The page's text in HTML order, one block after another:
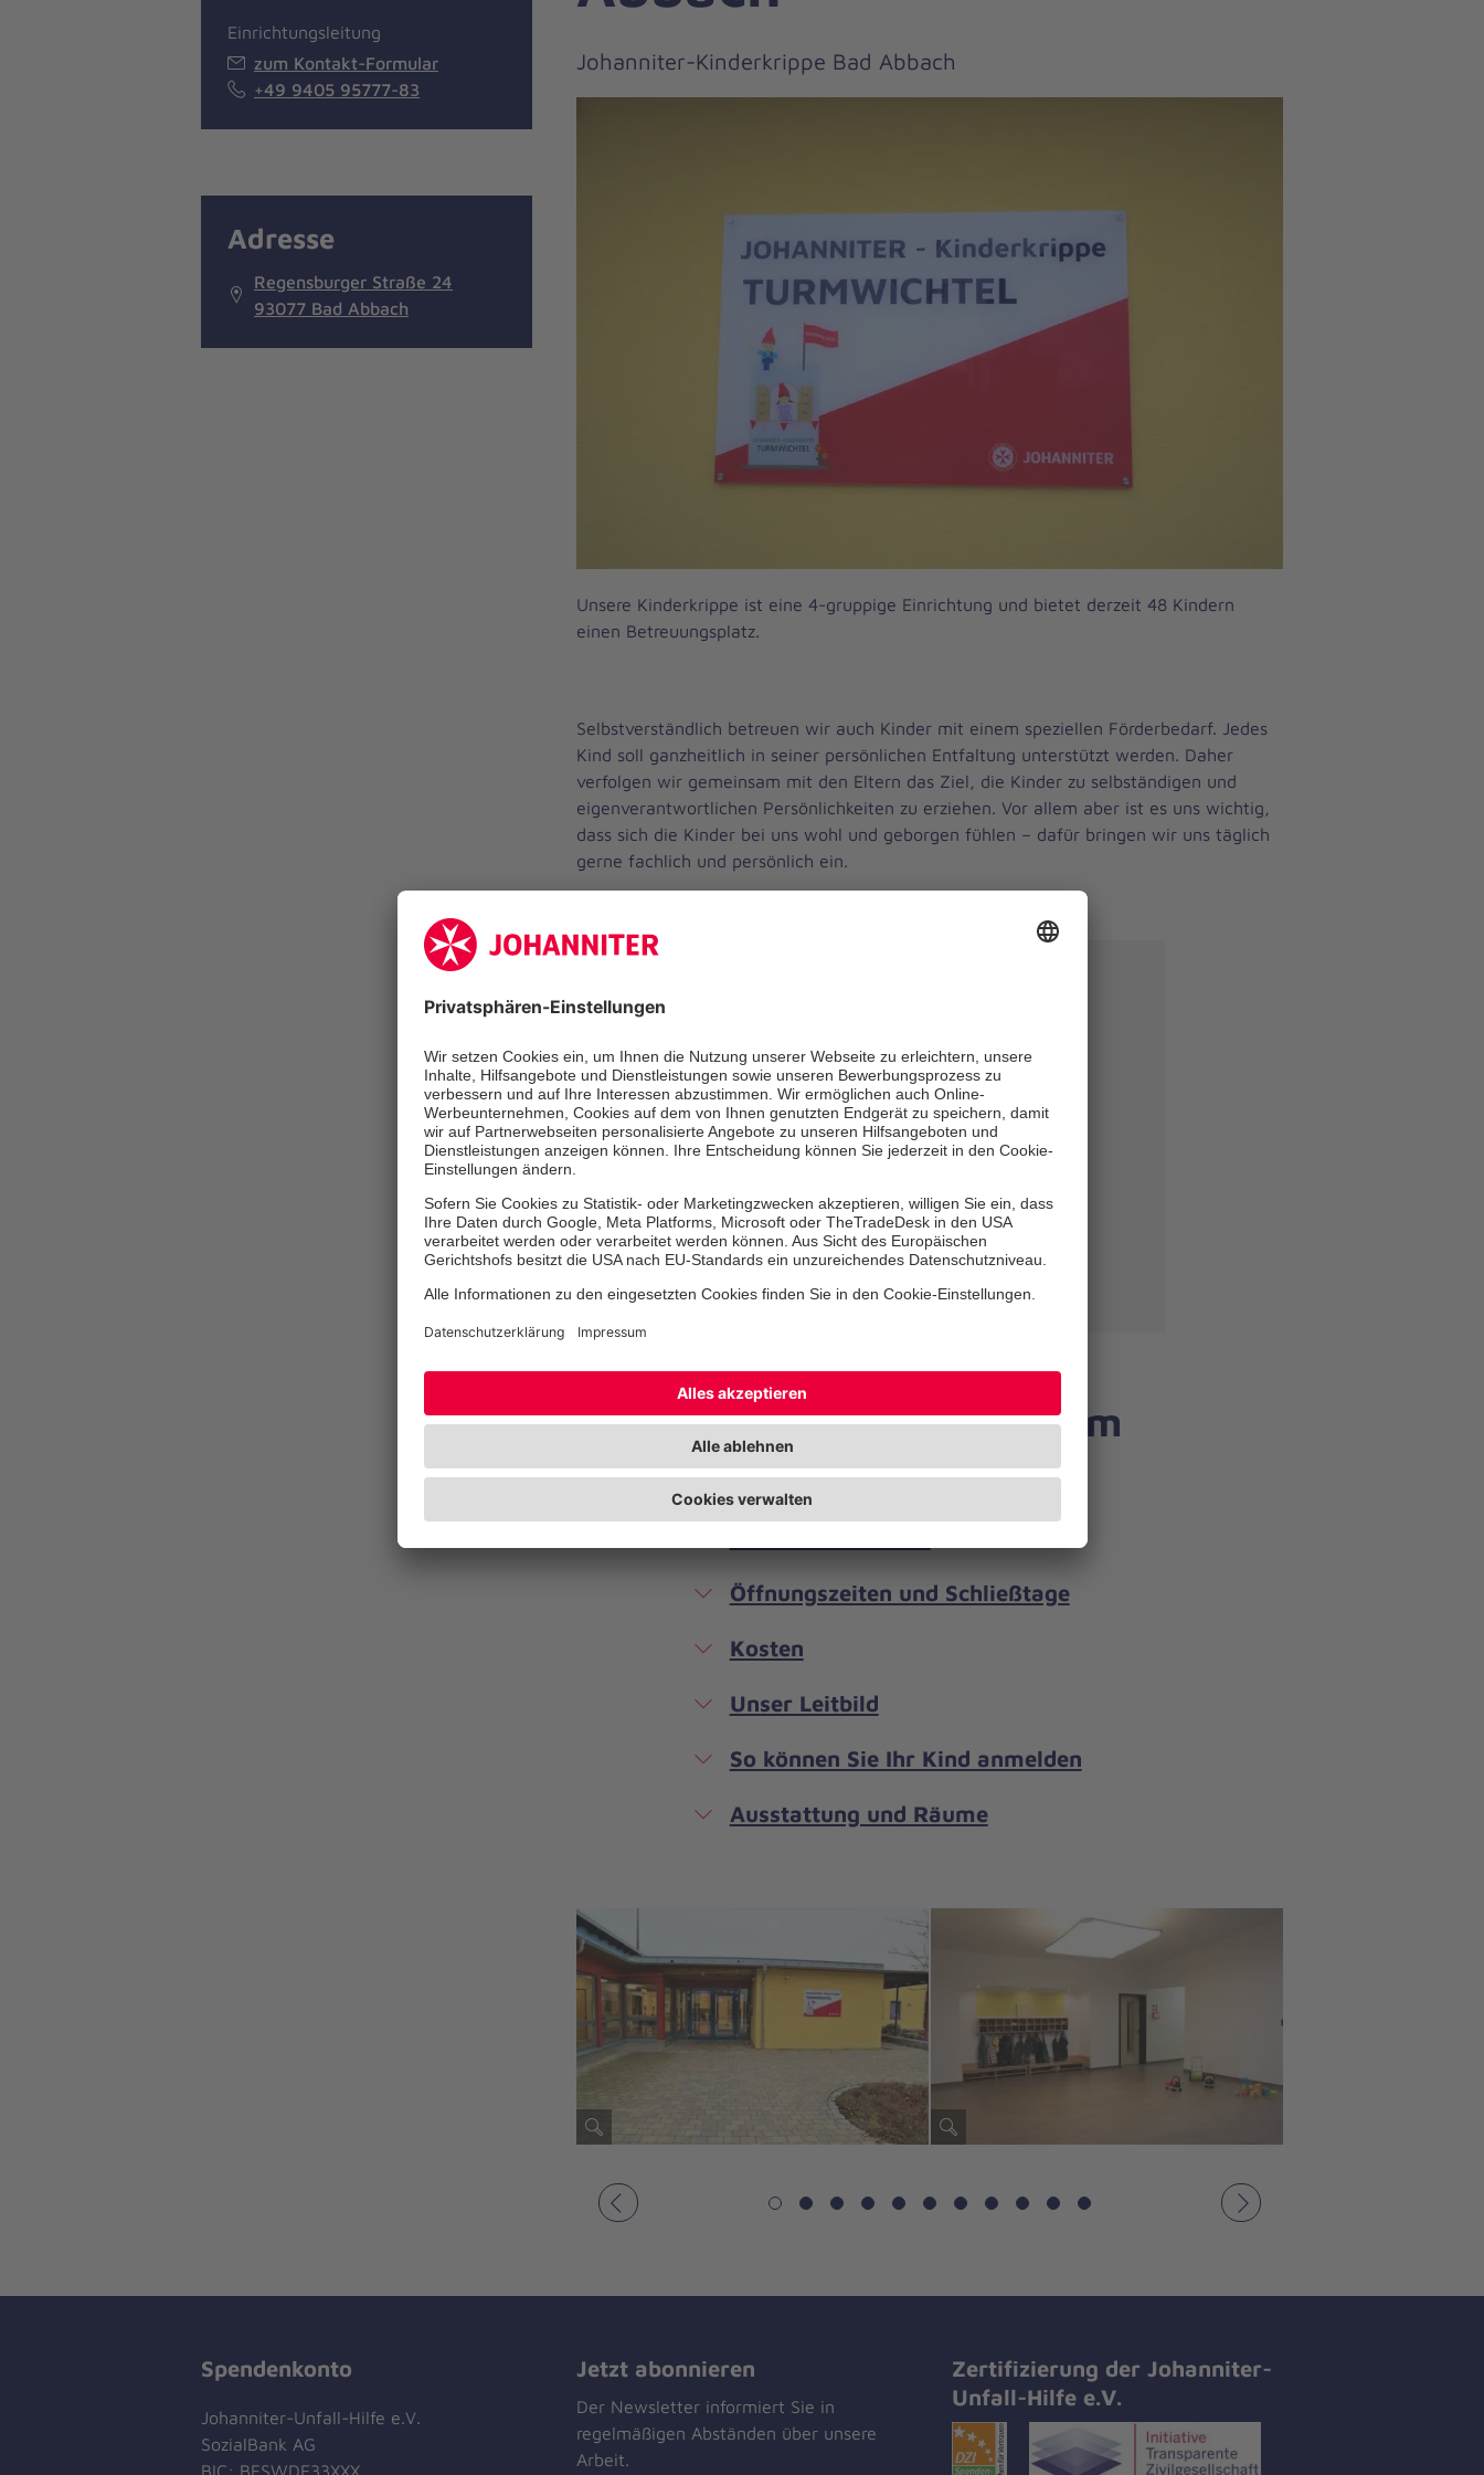
Johanniter-Kinderkrippe Bad Abbach
Unsere Kinderkrippe ist eine 4-gruppige Einrichtung und bietet derzeit 48 Kindern
einen Betreuungsplatz.
Selbstverständlich betreuen wir auch Kinder mit einem speziellen Förderbedarf. Jedes
Kind soll ganzheitlich in seiner persönlichen Entfaltung unterstützt werden. Daher
verfolgen wir gemeinsam mit den Eltern das Ziel, die Kinder zu selbständigen und
eigenverantwortlichen Persönlichkeiten zu erziehen. Vor allem aber ist es uns wichtig,
dass sich die Kinder bei uns wohl und geborgen fühlen – dafür bringen wir uns täglich
gerne fachlich und persönlich ein.
Telefon
Festnetz: 09405 9577783
Mobil: 0170 6242783
Festnetz Modulbau: 09405 95 75 260
Anschrift
Johanniter-Kinderkrippe "Turmwichtel"
Regensburger Straße 24
93077 Bad Abbach
Unsere Einrichtung im
Überblick
Öffnungszeiten und Schließtage
Kosten
Unser Leitbild
So können Sie Ihr Kind anmelden
Ausstattung und Räume
Vorheriges Nächstes
Einrichtungsleitung
zum Kontakt-Formular
+49 9405 95777-83
Adresse
Regensburger Straße 24
93077 Bad Abbach
Spendenkonto
Johanniter-Unfall-Hilfe e.V.
SozialBank AG
BIC: BFSWDE33XXX
Jetzt abonnieren
Der Newsletter informiert Sie in
regelmäßigen Abständen über unsere
Arbeit.
Zertifizierung der Johanniter-
Unfall-Hilfe e.V.